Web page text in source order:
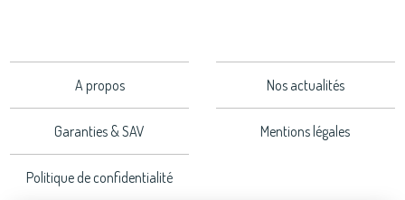
A propos Nos actualités
Garanties & SAV Mentions légales
Politique de confidentialité